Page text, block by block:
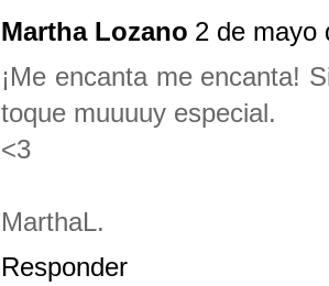
Martha Lozano 2 de mayo
¡Me encanta me encanta!
toque muuuuy especial.
<3
MarthaL.
Responder